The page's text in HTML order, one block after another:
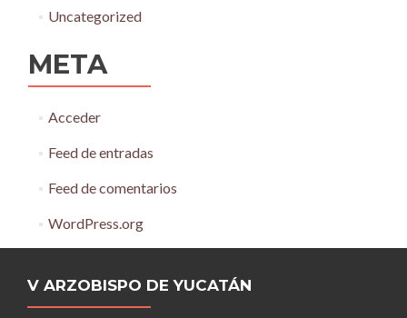
Uncategorized
META
Acceder
Feed de entradas
Feed de comentarios
WordPress.org
V ARZOBISPO DE YUCATÁN